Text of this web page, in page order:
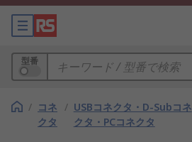
型番
/ コネ
クタ
/ USBコネクタ・D-Subコネ
クタ・PCコネクタ